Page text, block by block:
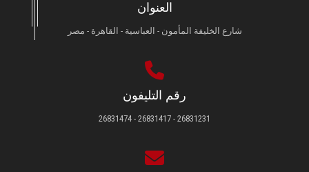
العنوان
شارع الخليفة المأمون - العباسية - القاهرة - مصر
رقم التليفون
26831231 - 26831417 - 26831474